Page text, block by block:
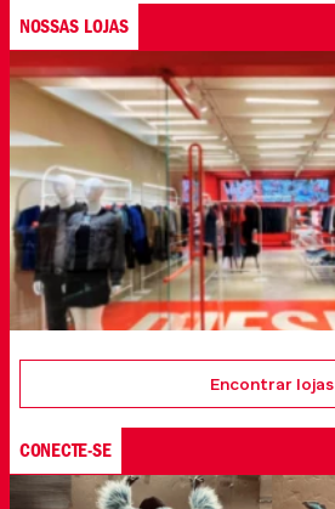
NOSSAS LOJAS
Encontrar lojas
CONECTE-SE